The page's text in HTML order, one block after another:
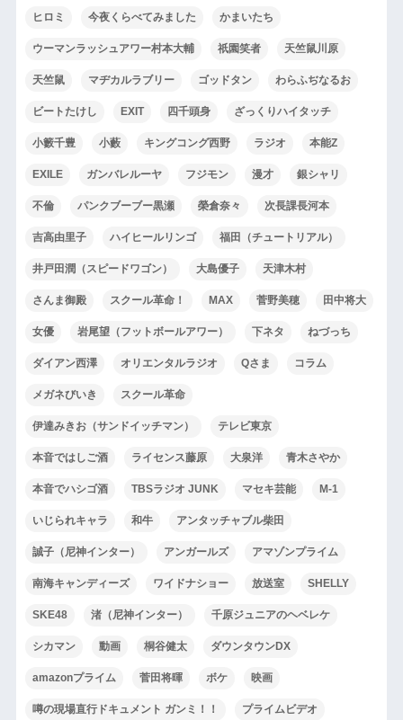
ヒロミ 今夜くらべてみました かまいたち
ウーマンラッシュアワー村本大輔 祇園笑者 天竺鼠川原
天竺鼠 マヂカルラブリー ゴッドタン わらふぢなるお
ビートたけし EXIT 四千頭身 ざっくりハイタッチ
小籔千豊 小藪 キングコング西野 ラジオ 本能Z
EXILE ガンバレルーヤ フジモン 漫才 銀シャリ
不倫 パンクブーブー黒瀬 榮倉奈々 次長課長河本
吉高由里子 ハイヒールリンゴ 福田（チュートリアル）
井戸田潤（スピードワゴン） 大島優子 天津木村
さんま御殿 スクール革命！ MAX 菅野美穂 田中将大
女優 岩尾望（フットボールアワー） 下ネタ ねづっち
ダイアン西澤 オリエンタルラジオ Qさま コラム
メガネびいき スクール革命
伊達みきお（サンドイッチマン） テレビ東京
本音ではしご酒 ライセンス藤原 大泉洋 青木さやか
本音でハシゴ酒 TBSラジオ JUNK マセキ芸能 M-1
いじられキャラ 和牛 アンタッチャブル柴田
誠子（尼神インター） アンガールズ アマゾンプライム
南海キャンディーズ ワイドナショー 放送室 SHELLY
SKE48 渚（尼神インター） 千原ジュニアのヘベレケ
シカマン 動画 桐谷健太 ダウンタウンDX
amazonプライム 菅田将暉 ボケ 映画
噂の現場直行ドキュメント ガンミ！！ プライムビデオ